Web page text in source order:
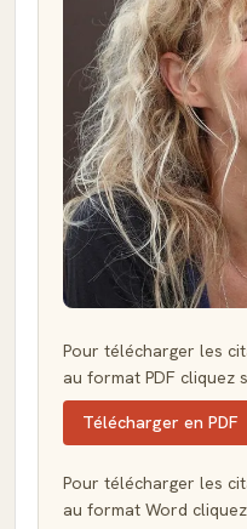
Pour télécharger les
au format PDF cliquez
Télécharger en PDF
Pour télécharger les
au format Word